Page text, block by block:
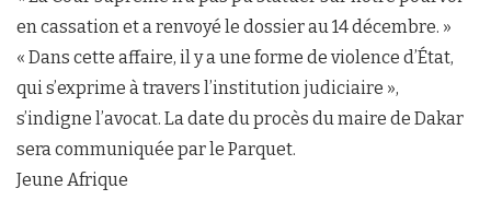
en cassation et a renvoyé le dossier au 14 décembre. »
« Dans cette affaire, il y a une forme de violence d’État,
qui s’exprime à travers l’institution judiciaire »,
s’indigne l’avocat. La date du procès du maire de Dakar
sera communiquée par le Parquet.
Jeune Afrique